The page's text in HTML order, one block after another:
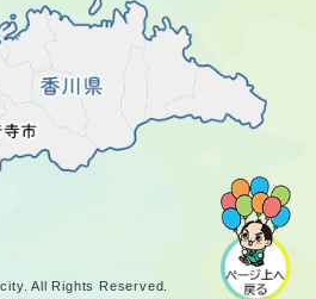
All Rights Reserved.